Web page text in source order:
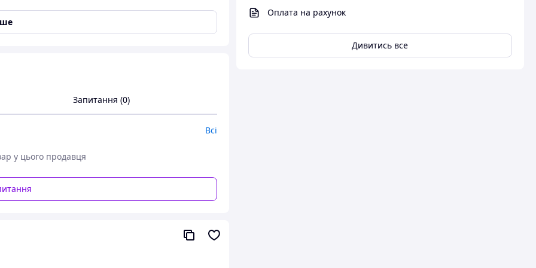
Оплата на рахунок
Дивитись все
натуральна шкіра на хутрі, коричневі чобітки
коричневі спортивні черевики
на зиму
Запитання (0)
Всі
у цього продавця